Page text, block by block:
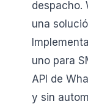
despacho.
una
uno para
API de
y sin